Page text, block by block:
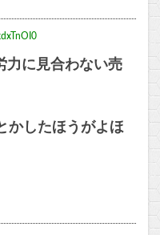
力に見合わない売
かしたほうがよほ